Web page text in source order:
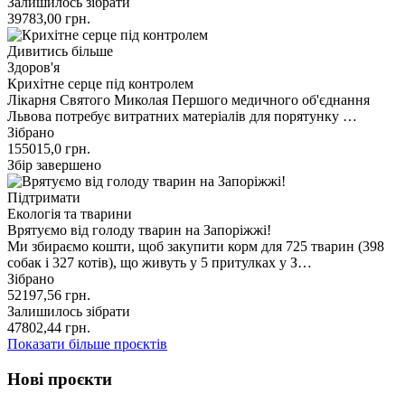
39783,00 грн.
Дивитись більше
Здоров'я
Крихітне серце під контролем
Лікарня Святого Миколая Першого медичного об'єднання
Львова потребує витратних матеріалів для порятунку …
Зібрано
155015,0 грн.
Збір завершено
Підтримати
Екологія та тварини
Врятуємо від голоду тварин на Запоріжжі!
Ми збираємо кошти, щоб закупити корм для 725 тварин (398
собак і 327 котів), що живуть у 5 притулках у З…
Зібрано
52197,56 грн.
Залишилось зібрати
47802,44 грн.
Показати більше проєктів
Нові проєкти